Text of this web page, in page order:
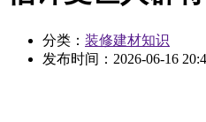
分类： 装修建材知识
发布时间： 2026-06-16